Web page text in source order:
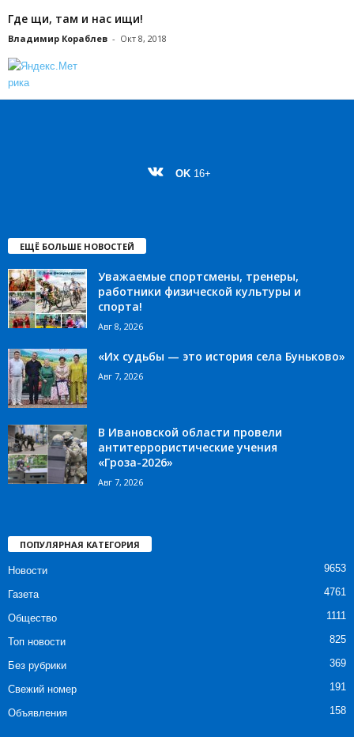
Где щи, там и нас ищи!
Владимир Кораблев - Окт 8, 2018
OK 16+
ЕЩЁ БОЛЬШЕ НОВОСТЕЙ
Уважаемые спортсмены, тренеры,
работники физической культуры и
спорта!
Авг 8, 2026
«Их судьбы — это история села Буньково»
Авг 7, 2026
В Ивановской области провели
антитеррористические учения
«Гроза-2026»
Авг 7, 2026
ПОПУЛЯРНАЯ КАТЕГОРИЯ
Новости 9653
Газета 4761
Общество 1111
Топ новости 825
Без рубрики 369
Свежий номер 191
Объявления 158